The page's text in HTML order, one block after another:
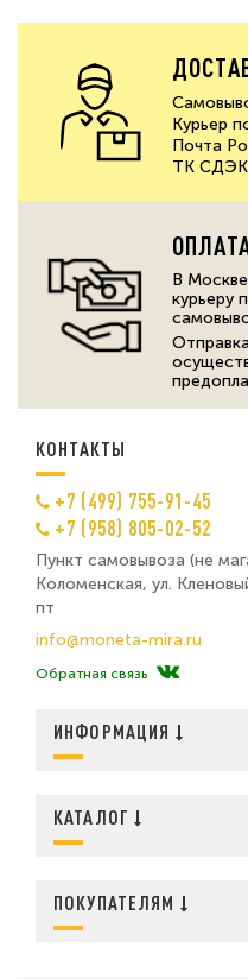
Курьер
Почта
ТК
В
курьеру
КОНТАКТЫ
+7 (499) 755-91-45
+7 (958) 805-02-52
Пункт самовывоза (не
Коломенская, ул.
пт
info@moneta-mira.ru
Обратная связь
ИНФОРМАЦИЯ
КАТАЛОГ
ПОКУПАТЕЛЯМ